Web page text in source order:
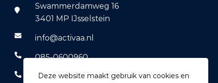
Swammerdamweg 16
3401 MP IJsselstein
info@activaa.nl
085-0600960
06-14769590
Deze website maakt gebruik van cookies en